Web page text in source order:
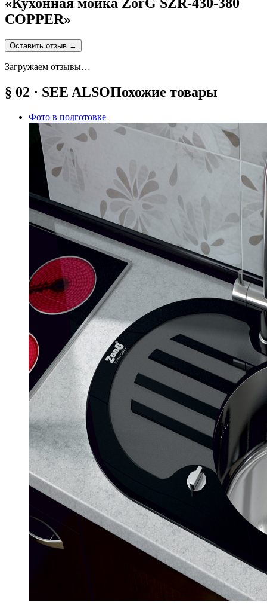
COPPER»
Оставить отзыв →
Загружаем отзывы…
§ 02 · SEE ALSOПохожие товары
Фото в подготовке